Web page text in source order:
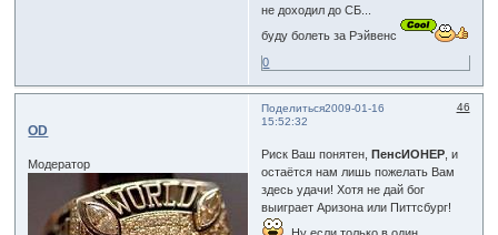
не доходил до СБ...
буду болеть за Рэйвенс
0
Поделиться 46
2009-01-16
15:52:32
OD
Модератор
Риск Ваш понятен,ПенсИОНЕР , и
остаётся нам лишь пожелать Вам
здесь удачи! Хотя не дай бог
выиграет Аризона или Питтсбург!